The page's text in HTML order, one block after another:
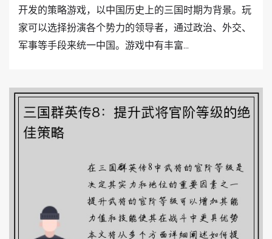
开发的策略游戏，以中国历史上的三国时期为背景。玩
家可以选择扮演各个势力的领导者，通过政治、外交、
军事等手段来统一中国。游戏中有丰富...